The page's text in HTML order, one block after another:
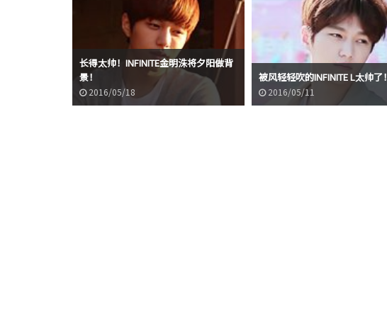
长得太帅！INFINITE金明洙将夕阳做背
景！
2016/05/18
被风轻轻吹的INFINITE L太帅了！
2016/05/11